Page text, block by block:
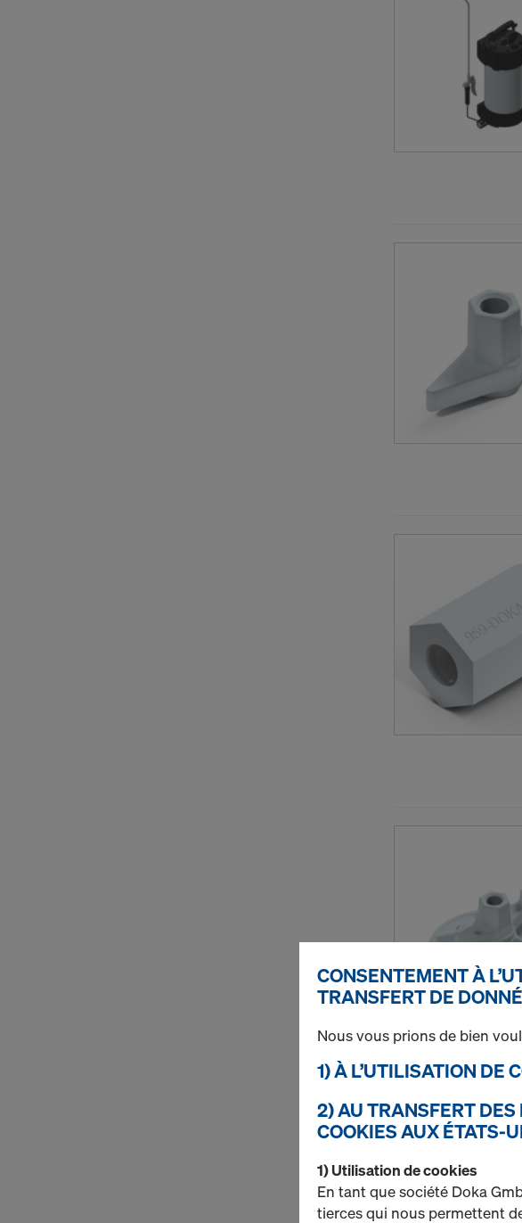
CONSENTEMENT À
TRANSFERT DE
Nous vous prions de bien
1) À L’UTILISATION DE
2) AU TRANSFERT
COOKIES AUX ÉTATS-
1) Utilisation de cookies
En tant que société Doka
tierces qui nous permettent